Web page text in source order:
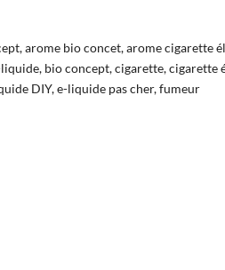
,arome bio concet,arome cigarette
, bio concept,cigarette,cigarette
DIY,e-liquide pas cher,fumeur